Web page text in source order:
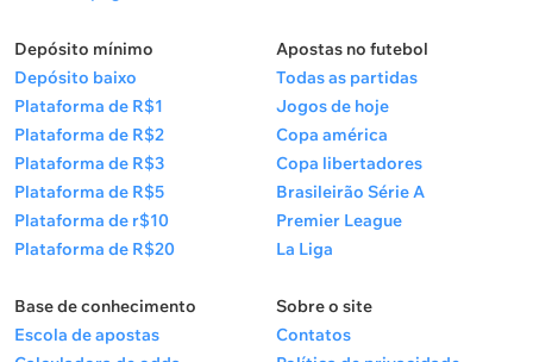
Depósito mínimo
Depósito baixo
Plataforma de R$1
Plataforma de R$2
Plataforma de R$3
Plataforma de R$5
Plataforma de r$10
Plataforma de R$20
Apostas no futebol
Todas as partidas
Jogos de hoje
Copa américa
Copa libertadores
Brasileirão Série A
Premier League
La Liga
Base de conhecimento
Escola de apostas
Sobre o site
Contatos